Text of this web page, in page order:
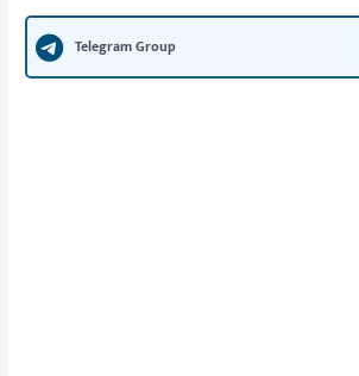
Telegram Group